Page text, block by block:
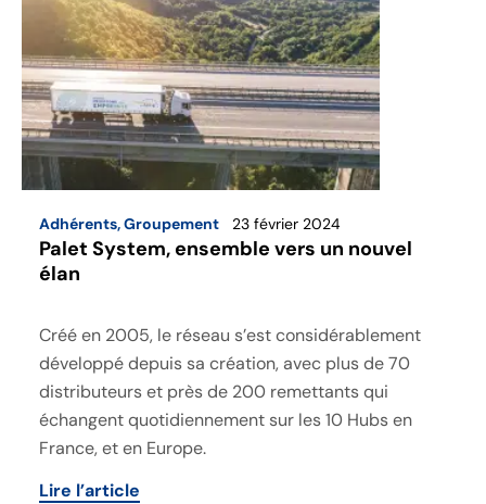
Adhérents,Groupement 23 février 2024
Palet System, ensemble vers un nouvel
élan
Créé en 2005, le réseau s’est considérablement
développé depuis sa création, avec plus de 70
distributeurs et près de 200 remettants qui
échangent quotidiennement sur les 10 Hubs en
France, et en Europe.
Lire l’article